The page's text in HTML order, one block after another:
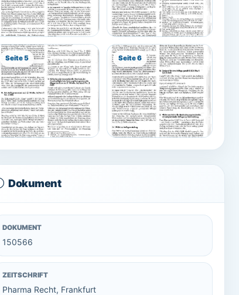
Seite 5 Seite 6
Dokument
DOKUMENT
150566
ZEITSCHRIFT
Pharma Recht, Frankfurt